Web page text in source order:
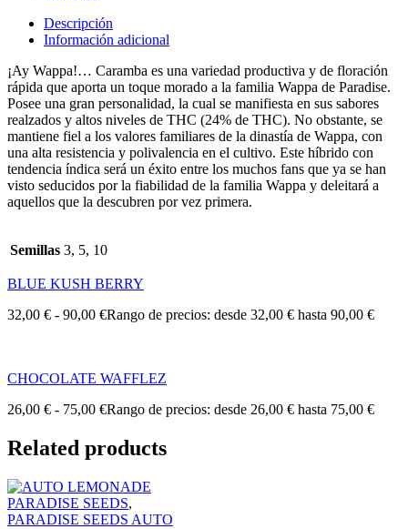
Descripción
Información adicional
¡Ay Wappa!… Caramba es una variedad productiva y de floración
rápida que aporta un toque morado a la familia Wappa de Paradise.
Posee una gran personalidad, la cual se manifiesta en sus sabores
realzados y altos niveles de THC (24% de THC). No obstante, se
mantiene fiel a los valores familiares de la dinastía de Wappa, con
una alta resistencia y polivalencia en el cultivo. Este híbrido con
tendencia índica será un éxito entre los muchos fans que ya se han
visto seducidos por la fiabilidad de la familia Wappa y deleitará a
aquellos que la descubren por vez primera.
Semillas 3, 5, 10
BLUE KUSH BERRY
32,00 € - 90,00 €Rango de precios: desde 32,00 € hasta 90,00 €
CHOCOLATE WAFFLEZ
26,00 € - 75,00 €Rango de precios: desde 26,00 € hasta 75,00 €
Related products
PARADISE SEEDS,
PARADISE SEEDS AUTO